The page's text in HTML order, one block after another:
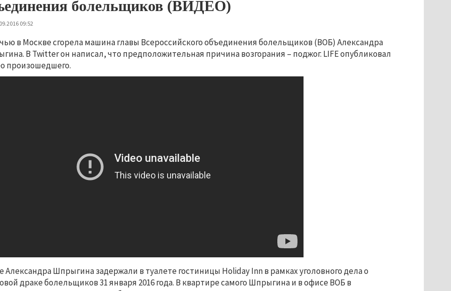
болельщиков (ВИДЕО)
09:52
в Москве сгорела машина главы Всероссийского объединения болельщиков (ВОБ) Александра
В Twitter он написал, что предположительная причина возгорания – поджог. LIFE опубликовал
произошедшего.
Александра Шпрыгина задержали в туалете гостиницы Holiday Inn в рамках уголовного дела о
драке болельщиков 31 января 2016 года. В квартире самого Шпрыгина и в офисе ВОБ в